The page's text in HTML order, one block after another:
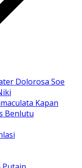
Dolorosa Soe
Kapan
Benlutu